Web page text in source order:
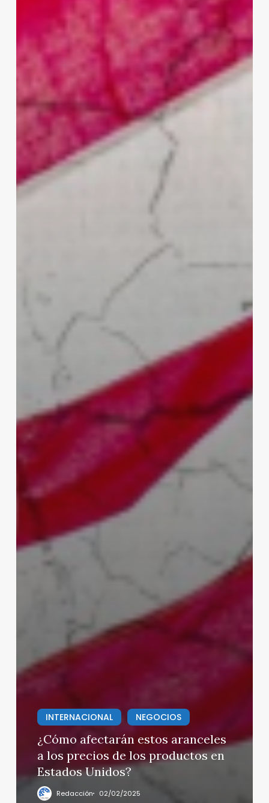
INTERNACIONAL NEGOCIOS
¿Cómo afectarán estos aranceles
a los precios de los productos en
Estados Unidos?
Redacción 02/02/2025